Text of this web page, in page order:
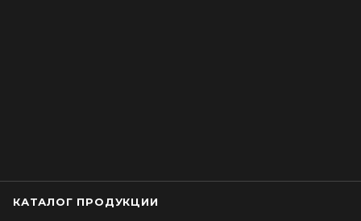
КАТАЛОГ ПРОДУКЦИИ